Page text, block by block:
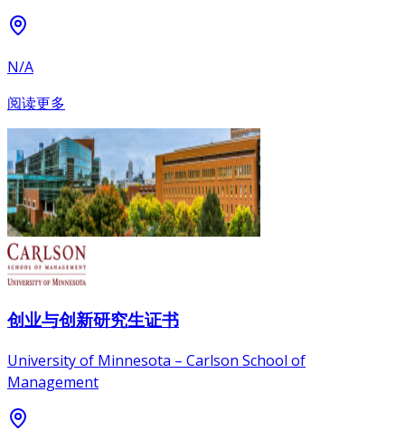
N/A
阅读更多
创业与创新研究生证书
University of Minnesota – Carlson School of
Management